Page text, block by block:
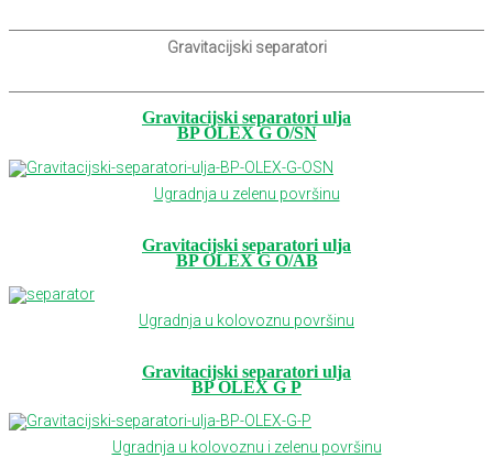
Gravitacijski separatori
Gravitacijski separatori ulja
BP OLEX G O/SN
Ugradnja u zelenu površinu
Gravitacijski separatori ulja
BP OLEX G O/AB
Ugradnja u kolovoznu površinu
Gravitacijski separatori ulja
BP OLEX G P
Ugradnja u kolovoznu i zelenu površinu